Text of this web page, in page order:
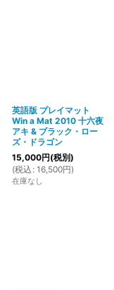
英語版 プレイマット
Win a Mat 2010 十六夜
アキ & ブラック・ロー
ズ・ドラゴン
15,000円(税別)
(税込 : 16,500円)
在庫なし